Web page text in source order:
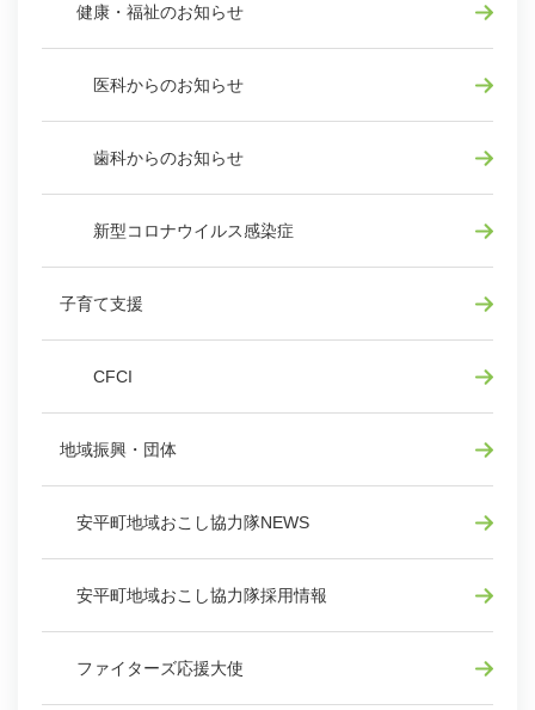
健康・福祉のお知らせ
医科からのお知らせ
歯科からのお知らせ
新型コロナウイルス感染症
子育て支援
CFCI
地域振興・団体
安平町地域おこし協力隊NEWS
安平町地域おこし協力隊採用情報
ファイターズ応援大使